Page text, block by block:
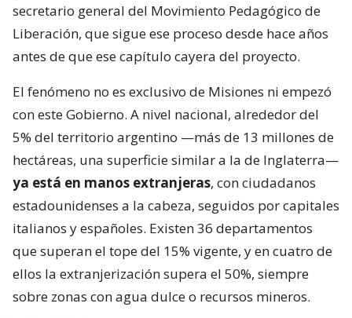
secretario general del Movimiento Pedagógico de
Liberación, que sigue ese proceso desde hace años
antes de que ese capítulo cayera del proyecto.
El fenómeno no es exclusivo de Misiones ni empezó
con este Gobierno. A nivel nacional, alrededor del
5% del territorio argentino —más de 13 millones de
hectáreas, una superficie similar a la de Inglaterra—
ya está en manos extranjeras, con ciudadanos
estadounidenses a la cabeza, seguidos por capitales
italianos y españoles. Existen 36 departamentos
que superan el tope del 15% vigente, y en cuatro de
ellos la extranjerización supera el 50%, siempre
sobre zonas con agua dulce o recursos mineros.